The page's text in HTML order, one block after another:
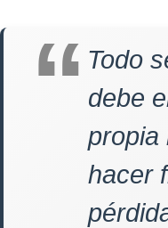
Todo
debe
propia
hacer